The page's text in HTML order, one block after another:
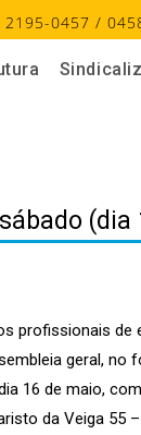
0457 /
(dia
profissionais de
geral, no
16 de maio,
da Veiga 55